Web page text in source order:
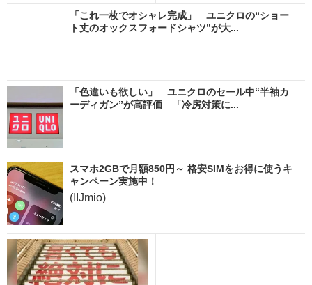
「これ一枚でオシャレ完成」 ユニクロの“ショー
ト丈のオックスフォードシャツ”が大...
「色違いも欲しい」 ユニクロのセール中“半袖カ
ーディガン”が高評価 「冷房対策に...
スマホ2GBで月額850円～ 格安SIMをお得に使うキ
ャンペーン実施中！
(IIJmio)